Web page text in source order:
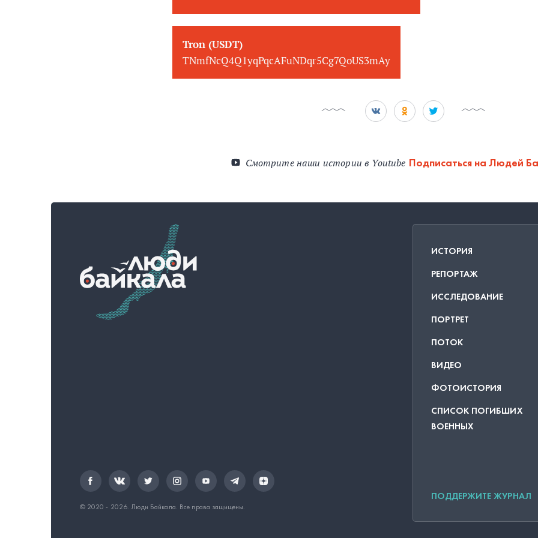
Tron (USDT)
TNmfNcQ4Q1yqPqcAFuNDqr5Cg7QoUS3mAy
Смотрите наши истории в Youtube Подписаться на Людей
© 2020 - 2026. Люди Байкала . Все права защищены.
ИСТОРИЯ
РЕПОРТАЖ
ИССЛЕДОВАНИЕ
ПОРТРЕТ
ПОТОК
ВИДЕО
ФОТОИСТОРИЯ
СПИСОК ПОГИБШИХ
ВОЕННЫХ
ПОДДЕРЖИТЕ ЖУРНАЛ